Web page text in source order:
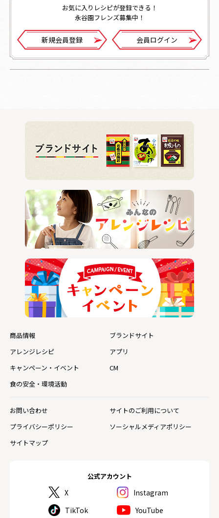
お気に入りレシピが登録できる！
永谷園フレンズ募集中！
新規会員登録 会員ログイン
公式アカウント
X
Instagram
TikTok
YouTube
商品情報
ブランドサイト
アレンジレシピ
アプリ
キャンペーン・イベント
CM
食の安全・環境活動
お問い合わせ
サイトのご利用について
プライバシーポリシー
ソーシャルメディアポリシー
サイトマップ